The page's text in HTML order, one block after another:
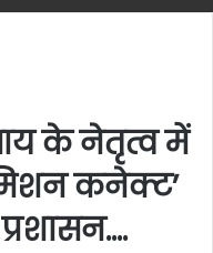
के नेतृत्व में
कनेक्ट’